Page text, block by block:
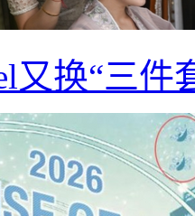
又换“三